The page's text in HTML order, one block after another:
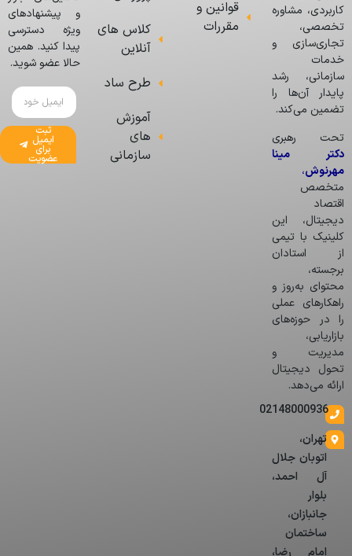
کاربردی، مشاوره
تخصصی،
تجاری‌سازی و
خدمات
سازمانی، رشد
پایدار آن‌ها را
تضمین می‌کند.
تحت رهبری
دکتر مینا
مهرنوش،
متخصص
اقتصاد
دیجیتال، این
کلینیک با تیمی
از استادان
برجسته،
محتوای به‌روز و
راهکارهای عملی
را در حوزه‌های
بازاریابی،
مدیریت و
تحول دیجیتال
ارائه می‌دهد.
02148000936
تهران،
اتوبان جلال
آل احمد،
بلوار
جانبازان،
ساختمان
امام رضا،
قوانین و
مقررات
کلاس های
آنلاین
طرح ساد
آموزش
های
سازمانی
و پیشنهادهای
ویژه دسترسی
پیدا کنید. همین
حالا عضو شوید.
ثبت
ایمیل
برای
عضویت